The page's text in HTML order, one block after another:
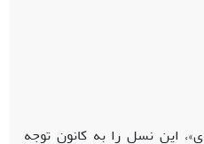
این نسل را به کانون توجه